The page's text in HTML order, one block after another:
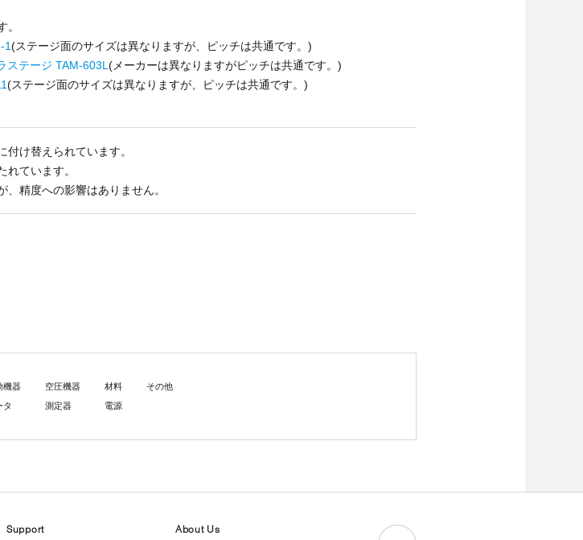
1(ステージ面のサイズは異なりますが、ピッチは共通です。)
ステージ TAM-603L (メーカーは異なりますがピッチは共通です。)
(ステージ面のサイズは異なりますが、ピッチは共通です。)
け替えられています。
れています。
精度への影響はありません。
機器
タ
空圧機器
測定器
材料
電源
その他
Support About Us